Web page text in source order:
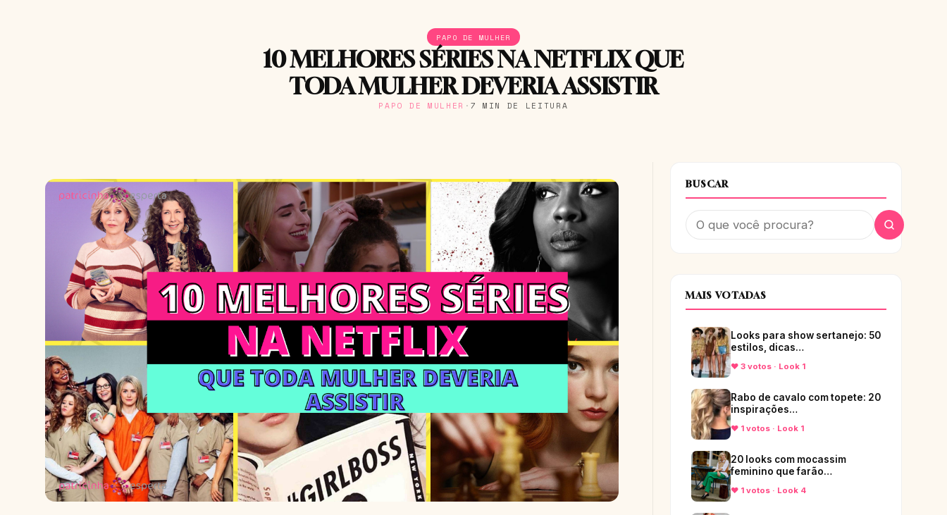
PAPO DE MULHER
10 MELHORES SÉRIES NA NETFLIX QUE
TODA MULHER DEVERIA ASSISTIR
PAPO DE MULHER · 7 MIN DE LEITURA
BUSCAR
MAIS VOTADAS
Looks para show sertanejo: 50
estilos, dicas…
♥ 3 votos · Look 1
Rabo de cavalo com topete: 20
inspirações…
♥ 1 votos · Look 1
20 looks com mocassim
feminino que farão…
♥ 1 votos · Look 4